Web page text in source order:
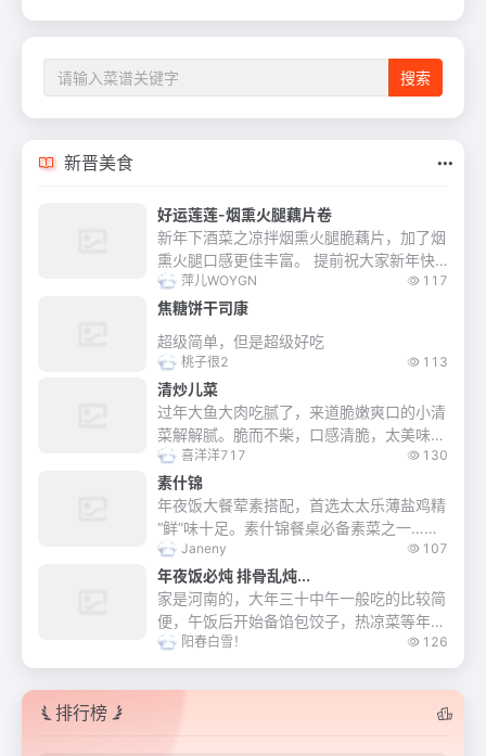
新晋美食
好运莲莲-烟熏火腿藕片卷
新年下酒菜之凉拌烟熏火腿脆藕片，加了烟
熏火腿口感更佳丰富。 提前祝大家新年快
乐！好运连连！
萍儿WOYGN 117
焦糖饼干司康
超级简单，但是超级好吃
桃子很2 113
清炒儿菜
过年大鱼大肉吃腻了，来道脆嫩爽口的小清
菜解解腻。脆而不柴，口感清脆，太美味
了。喜洋洋717 130
素什锦
年夜饭大餐荤素搭配，首选太太乐薄盐鸡精
“鲜”味十足。素什锦餐桌必备素菜之一…素
什锦菜非常美味，由许多不同品种的蔬菜，
水沸川烫至熟。统一在锅里煸炒一下，烩在
一起，加...
Janeny 107
年夜饭必炖 排骨乱炖...
家是河南的，大年三十中午一般吃的比较简
便，午饭后开始备馅包饺子，热凉菜等年夜
饭，我们家喜欢三十的中午炖一锅菜，有肉
有素，咕嘟咕嘟一大锅，配上大米馒头真叫
一个香……...
阳春白雪！ 126
排行榜